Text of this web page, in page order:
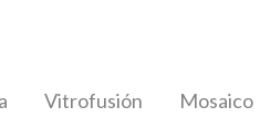
Vitrofusión Mosaico